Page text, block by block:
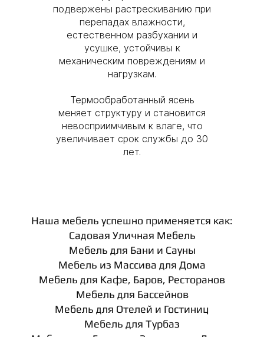
подвержены растрескиванию при
перепадах влажности,
естественном разбухании и
усушке, устойчивы к
механическим повреждениям и
нагрузкам.
Термообработанный ясень
меняет структуру и становится
невосприимчивым к влаге, что
увеличивает срок службы до 30
лет.
Наша мебель успешно применяется как:
Садовая Уличная Мебель
Мебель для Бани и Сауны
Мебель из Массива для Дома
Мебель для Кафе, Баров, Ресторанов
Мебель для Бассейнов
Мебель для Отелей и Гостиниц
Мебель для Турбаз